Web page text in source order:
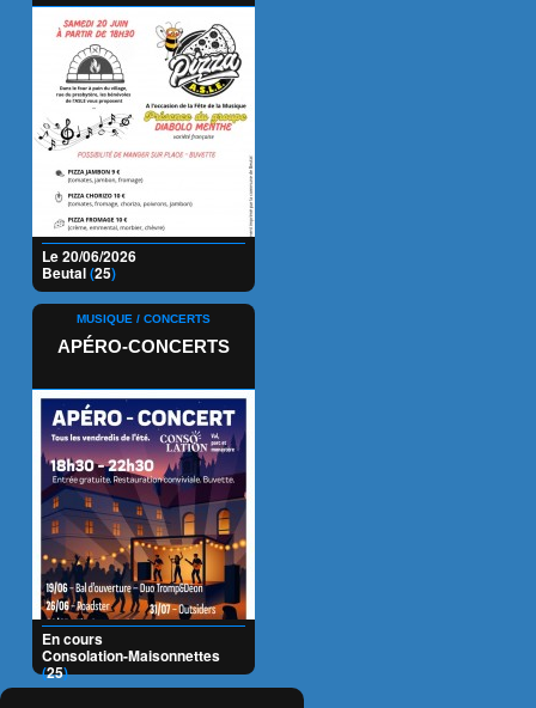
Le 20/06/2026
Beutal(25)
MUSIQUE / CONCERTS
APÉRO-CONCERTS
En cours
Consolation-Maisonnettes
(25)